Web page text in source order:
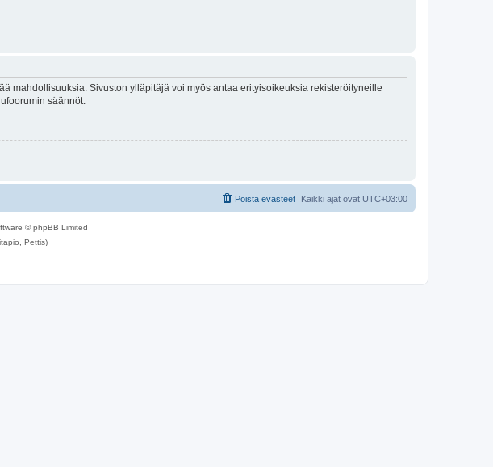
mahdollisuuksia. Sivuston ylläpitäjä voi myös antaa erityisoikeuksia rekisteröityneille
säännöt.
Kaikki ajat ovat UTC+03:00
Poista evästeet
© phpBB Limited
Pettis)